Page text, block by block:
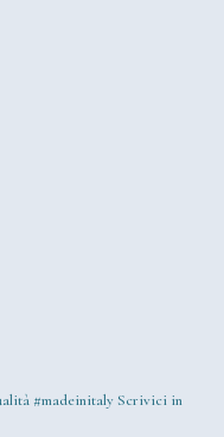
#madeinitaly Scrivici in